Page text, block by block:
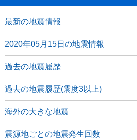
最新の地震情報
2020年05月15日の地震情報
過去の地震履歴
過去の地震履歴(震度3以上)
海外の大きな地震
震源地ごとの地震発生回数